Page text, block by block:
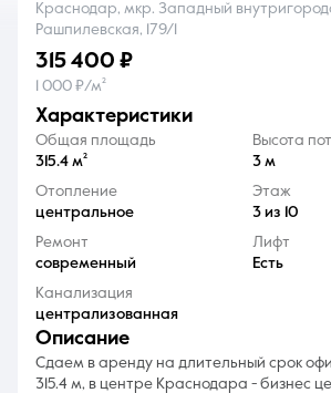
О компании
8 (861) 297-00-00
Ежедневно с 08:30 до
Краснодар, мкр. Западный
Рашпилевская, 179/1
315 400 ₽
1 000 ₽/м²
характеристики
Общая площадь
315.4 м²
Высота
3 м
Отопление
центральное
Этаж
3 из 10
Ремонт
современный
Лифт
Есть
Канализация
централизованная
описание
Сдаем в аренду на длительный срок
315.4 м, в центре Краснодара - бизнес